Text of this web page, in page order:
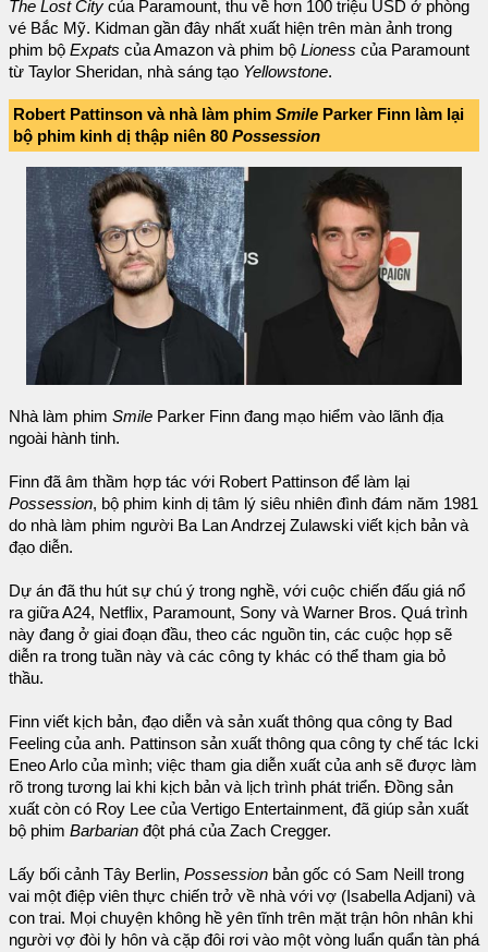
The Lost City của Paramount, thu về hơn 100 triệu USD ở phòng
vé Bắc Mỹ. Kidman gần đây nhất xuất hiện trên màn ảnh trong
phim bộ Expats của Amazon và phim bộ Lioness của Paramount
từ Taylor Sheridan, nhà sáng tạo Yellowstone.
Robert Pattinson và nhà làm phim Smile Parker Finn làm lại
bộ phim kinh dị thập niên 80 Possession
Nhà làm phim Smile Parker Finn đang mạo hiểm vào lãnh địa
ngoài hành tinh.
Finn đã âm thầm hợp tác với Robert Pattinson để làm lại
Possession, bộ phim kinh dị tâm lý siêu nhiên đình đám năm 1981
do nhà làm phim người Ba Lan Andrzej Zulawski viết kịch bản và
đạo diễn.
Dự án đã thu hút sự chú ý trong nghề, với cuộc chiến đấu giá nổ
ra giữa A24, Netflix, Paramount, Sony và Warner Bros. Quá trình
này đang ở giai đoạn đầu, theo các nguồn tin, các cuộc họp sẽ
diễn ra trong tuần này và các công ty khác có thể tham gia bỏ
thầu.
Finn viết kịch bản, đạo diễn và sản xuất thông qua công ty Bad
Feeling của anh. Pattinson sản xuất thông qua công ty chế tác Icki
Eneo Arlo của mình; việc tham gia diễn xuất của anh sẽ được làm
rõ trong tương lai khi kịch bản và lịch trình phát triển. Đồng sản
xuất còn có Roy Lee của Vertigo Entertainment, đã giúp sản xuất
bộ phim Barbarian đột phá của Zach Cregger.
Lấy bối cảnh Tây Berlin, Possession bản gốc có Sam Neill trong
vai một điệp viên thực chiến trở về nhà với vợ (Isabella Adjani) và
con trai. Mọi chuyện không hề yên tĩnh trên mặt trận hôn nhân khi
người vợ đòi ly hôn và cặp đôi rơi vào một vòng luẩn quẩn tàn phá